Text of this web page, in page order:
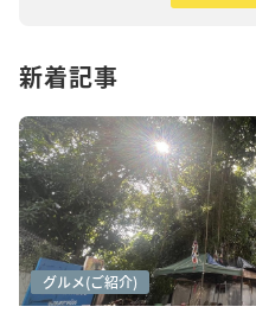
新着記事
アートシーン
カフェ巡り
グルメ(ご紹介)